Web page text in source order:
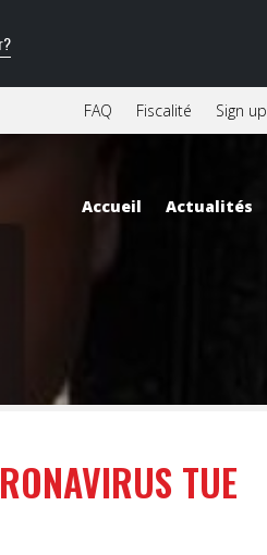
FAQ Fiscalité Sign up
Accueil Actualités
TUE